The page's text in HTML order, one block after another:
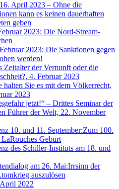
April 2023 – Ohne die
kann es keinen dauerhaften
geben
2023: Die Nord-Stream-
2023: Die Sanktionen gegen
werden!
Zeitalter der Vernunft oder die
4. Februar 2023
halten Sie es mit dem Völkerrecht,
2023
jetzt!“ – Drittes Seminar der
Führer der Welt, 22. November
10. und 11. September:Zum 100.
Geburt
des Schiller-Instituts am 18. und
am 26. Mai:Irrsinn der
auszulösen
2022